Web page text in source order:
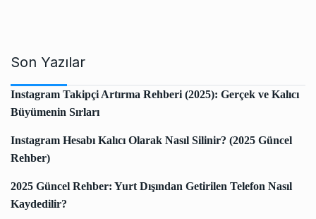
Son Yazılar
Instagram Takipçi Artırma Rehberi (2025): Gerçek ve Kalıcı
Büyümenin Sırları
Instagram Hesabı Kalıcı Olarak Nasıl Silinir? (2025 Güncel
Rehber)
2025 Güncel Rehber: Yurt Dışından Getirilen Telefon Nasıl
Kaydedilir?